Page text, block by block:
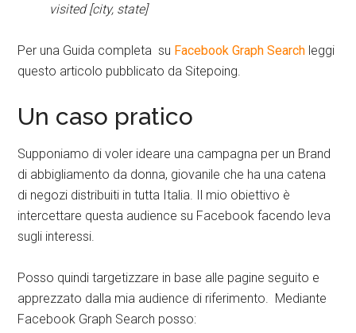
visited [city, state]
Per una Guida completa su Facebook Graph Search leggi
questo articolo pubblicato da Sitepoing.
Un caso pratico
Supponiamo di voler ideare una campagna per un Brand
di abbigliamento da donna, giovanile che ha una catena
di negozi distribuiti in tutta Italia. Il mio obiettivo è
intercettare questa audience su Facebook facendo leva
sugli interessi.
Posso quindi targetizzare in base alle pagine seguito e
apprezzato dalla mia audience di riferimento. Mediante
Facebook Graph Search posso: